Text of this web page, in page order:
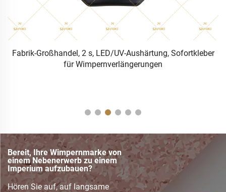
Fabrik-Großhandel, 2 s, LED/UV-Aushärtung, Sofortkleber
für Wimpernverlängerungen
Bereit, Ihre Wimpernmarke von
einem Nebenerwerb zu einem
Imperium aufzubauen?
Hören Sie auf, auf langsame